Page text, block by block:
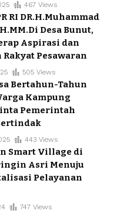
467 Views
RI DR.H.Muhammad
Desa Bunut,
Aspirasi dan
Rakyat Pesawaran
505 Views
Bertahun-Tahun
Kampung
Pemerintah
443 Views
Smart Village di
Asri Menuju
Pelayanan
747 Views